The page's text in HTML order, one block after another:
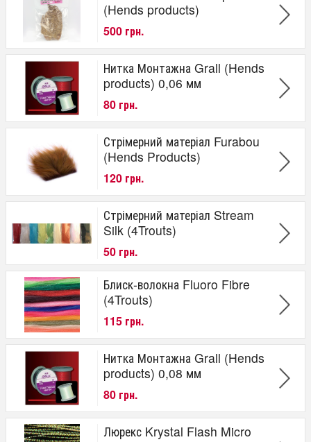
(Hends products)
500 грн.
Нитка Монтажна Grall (Hends
produсts) 0,06 мм
80 грн.
Стрімерний матеріал Furabou
(Hends Products)
120 грн.
Стрімерний матеріал Stream
Silk (4Trouts)
50 грн.
Блиск-волокна Fluoro Fibre
(4Trouts)
115 грн.
Нитка Монтажна Grall (Hends
produсts) 0,08 мм
80 грн.
Люрекс Krystal Flash Micro